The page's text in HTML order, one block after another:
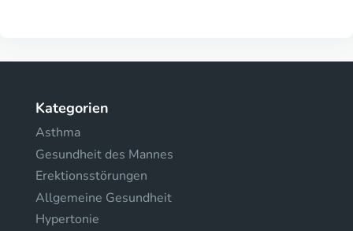
Kategorien
Asthma
Gesundheit des Mannes
Erektionsstörungen
Allgemeine Gesundheit
Hypertonie